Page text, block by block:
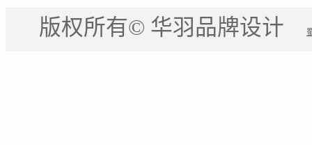
版权所有© 华羽品牌设计